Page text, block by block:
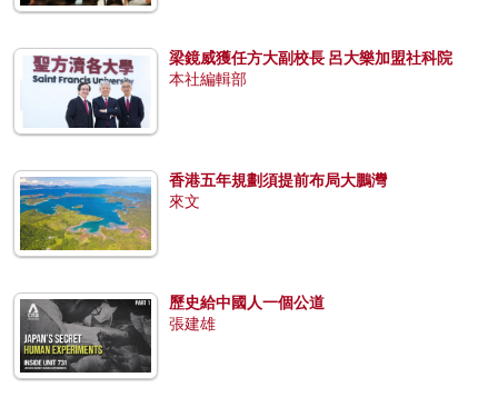
梁鏡威獲任方大副校長 呂大樂加盟社科院
本社編輯部
香港五年規劃須提前布局大鵬灣
來文
歷史給中國人一個公道
張建雄